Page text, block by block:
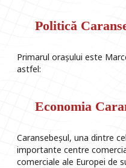
Politică
Primarul orașului este
astfel:
Economia
Caransebeșul, una dintre
importante centre
comerciale ale Europei de